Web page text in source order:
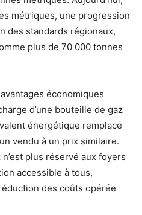
métriques, une progression
des standards régionaux,
plus de 70 000 tonnes
économiques
d’une bouteille de gaz
énergétique remplace
vendu à un prix similaire.
plus réservé aux foyers
accessible à tous,
des coûts opérée